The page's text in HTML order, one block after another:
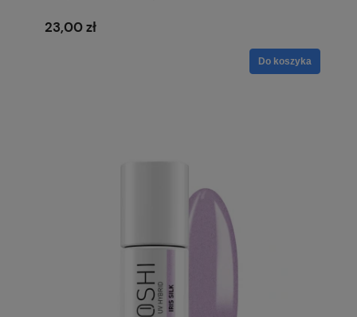
23,00 zł
Do koszyka